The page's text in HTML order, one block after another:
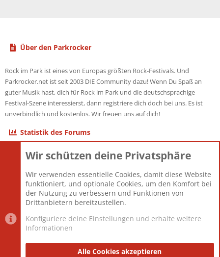
Über den Parkrocker
Rock im Park ist eines von Europas größten Rock-Festivals. Und
Parkrocker.net ist seit 2003 DIE Community dazu! Wenn Du Spaß an
guter Musik hast, dich für Rock im Park und die deutschsprachige
Festival-Szene interessierst, dann registriere dich doch bei uns. Es ist
unverbindlich und kostenlos. Wir freuen uns auf dich!
Statistik des Forums
Themen
Mitglieder
12.426
Neuestes Mitglied
nabulamisika
Datenschutzerklärung Impressum
Wir schützen deine Privatsphäre
Wir verwenden essentielle Cookies, damit diese Website
funktioniert, und optionale Cookies, um den Komfort bei
der Nutzung zu verbessern und Funktionen von
Drittanbietern bereitzustellen.
Konfiguriere deine Einstellungen und erhalte weitere
Informationen
Alle Cookies akzeptieren